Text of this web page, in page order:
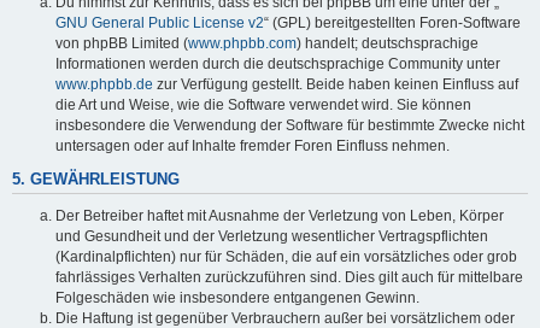
GNU General Public License v2“ (GPL) bereitgestellten Foren-Software
von phpBB Limited (www.phpbb.com) handelt; deutschsprachige
Informationen werden durch die deutschsprachige Community unter
www.phpbb.de zur Verfügung gestellt. Beide haben keinen Einfluss auf
die Art und Weise, wie die Software verwendet wird. Sie können
insbesondere die Verwendung der Software für bestimmte Zwecke nicht
untersagen oder auf Inhalte fremder Foren Einfluss nehmen.
5. GEWÄHRLEISTUNG
Der Betreiber haftet mit Ausnahme der Verletzung von Leben, Körper
und Gesundheit und der Verletzung wesentlicher Vertragspflichten
(Kardinalpflichten) nur für Schäden, die auf ein vorsätzliches oder grob
fahrlässiges Verhalten zurückzuführen sind. Dies gilt auch für mittelbare
Folgeschäden wie insbesondere entgangenen Gewinn.
Die Haftung ist gegenüber Verbrauchern außer bei vorsätzlichem oder